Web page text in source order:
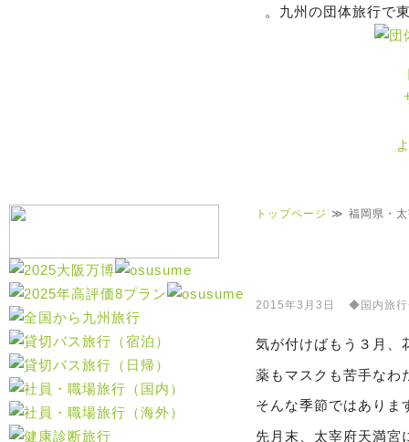
。九州の団体旅行で
トップページ 福岡県・
2015年3月3日 ◆国内旅
気が付けばもう３月、
薬もマスクも苦手なわ
そんな季節ではありま
先月末、 太宰府天満宮